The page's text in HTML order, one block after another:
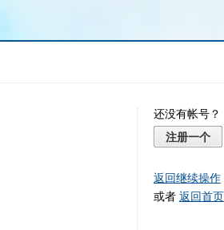
还没有帐号？
注册一个
返回继续操作
或者 返回首页